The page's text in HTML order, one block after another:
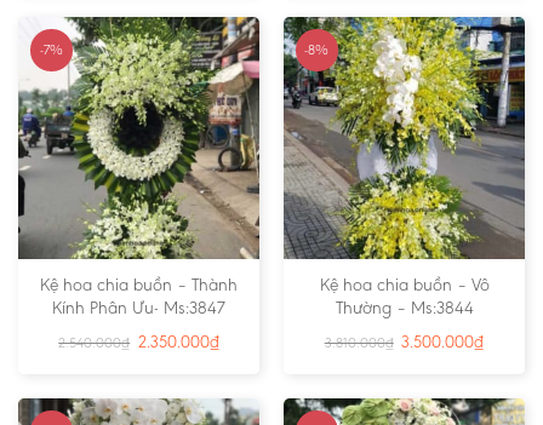
-7%
Kệ hoa chia buồn – Thành
Kính Phân Ưu- Ms:3847
2.540.000₫ 2.350.000₫
-8%
Kệ hoa chia buồn – Vô
Thường – Ms:3844
3.810.000₫ 3.500.000₫